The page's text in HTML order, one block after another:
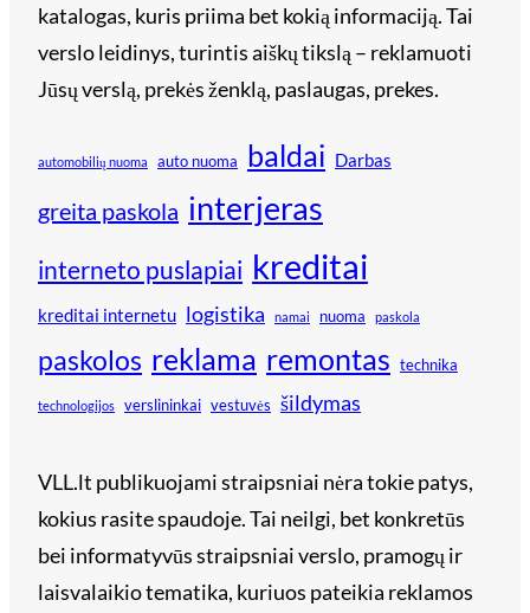
katalogas, kuris priima bet kokią informaciją. Tai
verslo leidinys, turintis aiškų tikslą – reklamuoti
Jūsų verslą, prekės ženklą, paslaugas, prekes.
automobilių nuoma auto nuoma baldai Darbas
greita paskola interjeras
interneto puslapiai kreditai
kreditai internetu logistika namai nuoma paskola
paskolos reklama remontas technika
technologijos verslininkai vestuvės šildymas
VLL.lt publikuojami straipsniai nėra tokie patys,
kokius rasite spaudoje. Tai neilgi, bet konkretūs
bei informatyvūs straipsniai verslo, pramogų ir
laisvalaikio tematika, kuriuos pateikia reklamos